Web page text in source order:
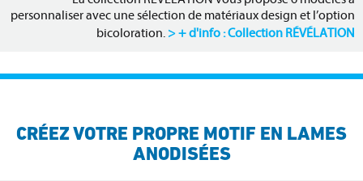
personnaliser avec une sélection de matériaux design et l’option
bicoloration.
+ d'info : Collection RÉVÉLATION
CRÉEZ VOTRE PROPRE MOTIF EN LAMES
ANODISÉES